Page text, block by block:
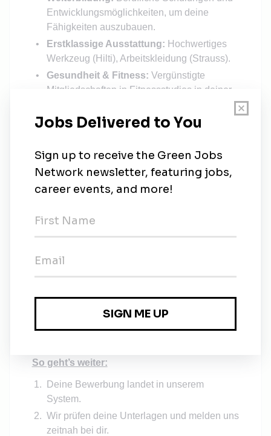
Entwicklungsmöglichkeiten, um deine
Fähigkeiten auszubauen.
Erstklassige Ausstattung: Hochwertiges
Werkzeug (Hilti), Arbeitskleidung (Strauss).
Gesundheit & Fitness: Vergünstigte
Mitgliedschaften in Fitnessstudios in deiner
Tolles Team & Unternehmenskultur:
Arbeitsumfeld, offene Atmosphäre.
Firmenevents:
Sommerfeste,
Kein Problem: Wenn die Anzeige dich anspricht,
aber dein Profil nicht zu 100 % passt, bewirb
Fragen vorab? - Schreibe Franz
(Elektromeister) gerne eineWhatsApp.
So geht’s weiter:
Deine Bewerbung landet in unserem
System.
Wir prüfen deine Unterlagen und melden uns
zeitnah bei dir.